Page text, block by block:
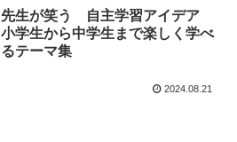
先生が笑う 自主学習アイデア
小学生から中学生まで楽しく学べ
るテーマ集
2024.08.21